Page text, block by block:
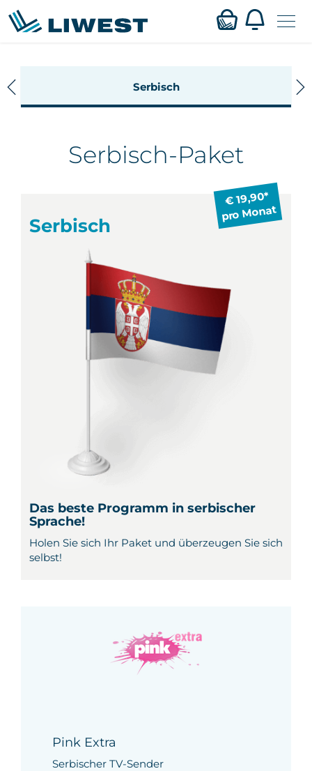
Hauptinhalt
springen
Verfügbarkeit
Serbisch
Serbisch-Paket
€ 19,90*
pro Monat
Serbisch
Das beste Programm in serbischer
Sprache!
Holen Sie sich Ihr Paket und überzeugen Sie sich
selbst!
Pink Extra
Serbischer TV-Sender